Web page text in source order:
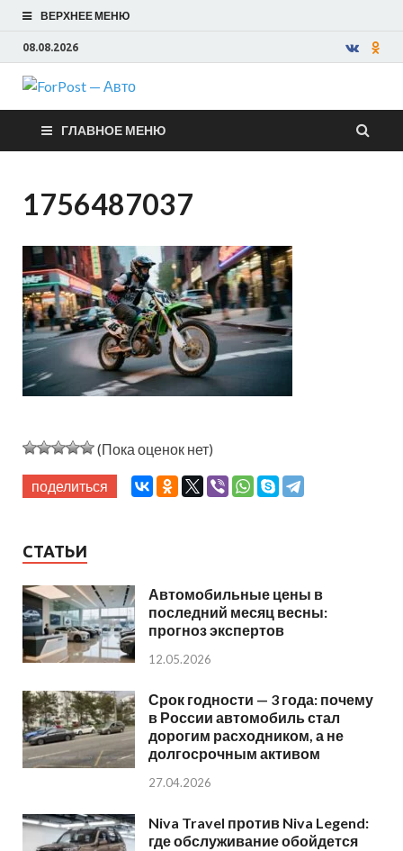
ВЕРХНЕЕ МЕНЮ
08.08.2026
ForPost —
Авто
ГЛАВНОЕ МЕНЮ
1756487037
(Пока оценок нет)
поделиться
СТАТЬИ
Автомобильные цены в
последний месяц весны:
прогноз экспертов
12.05.2026
Срок годности — 3 года: почему
в России автомобиль стал
дорогим расходником, а не
долгосрочным активом
27.04.2026
Niva Travel против Niva Legend:
где обслуживание обойдется